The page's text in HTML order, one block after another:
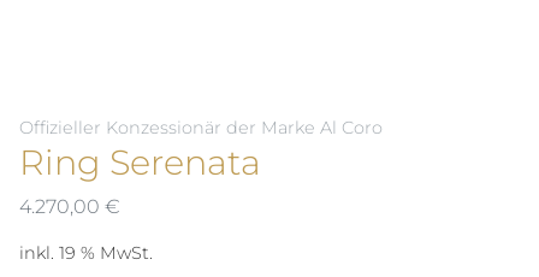
Offizieller Konzessionär der Marke Al Coro
Ring Serenata
4.270,00 €
inkl. 19 % MwSt.